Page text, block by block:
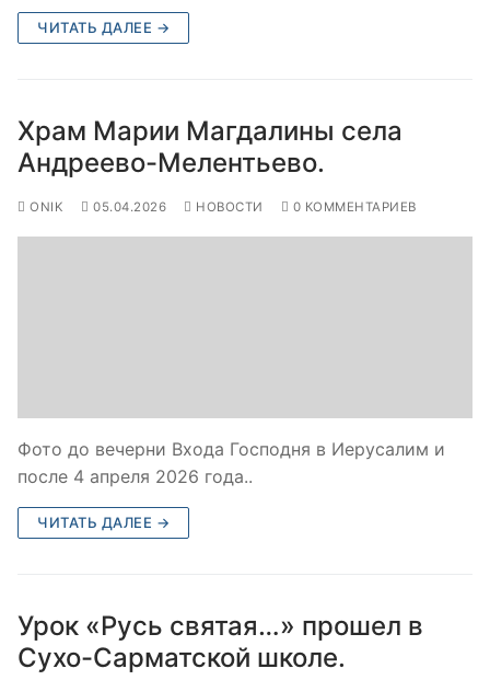
ЧИТАТЬ ДАЛЕЕ →
Храм Марии Магдалины села
Андреево-Мелентьево.
ONIK 05.04.2026 НОВОСТИ 0 КОММЕНТАРИЕВ
Фото до вечерни Входа Господня в Иерусалим и
после 4 апреля 2026 года..
ЧИТАТЬ ДАЛЕЕ →
Урок «Русь святая…» прошел в
Сухо-Сарматской школе.